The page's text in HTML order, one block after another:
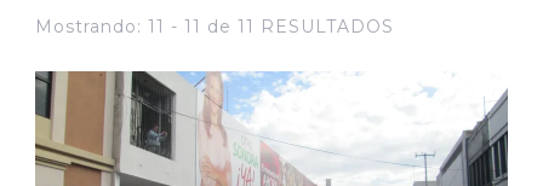
Mostrando: 11 - 11 de 11 RESULTADOS